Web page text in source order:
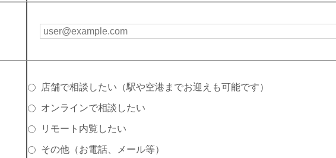
店舗で相談したい（駅や空港までお迎えも可能です）
オンラインで相談したい
リモート内覧したい
その他（お電話、メール等）